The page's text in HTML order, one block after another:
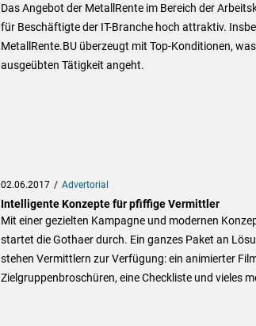
Das Angebot der MetallRente im Bereich der
für Beschäftigte der IT-Branche hoch attraktiv.
MetallRente.BU überzeugt mit Top-Konditionen,
ausgeübten Tätigkeit angeht.
02.06.2017 Advertorial
Intelligente Konzepte für pfiffige Vermittler
Mit einer gezielten Kampagne und modernen
startet die Gothaer durch. Ein ganzes Paket an
stehen Vermittlern zur Verfügung: ein animierter
Zielgruppenbroschüren, eine Checkliste und vieles